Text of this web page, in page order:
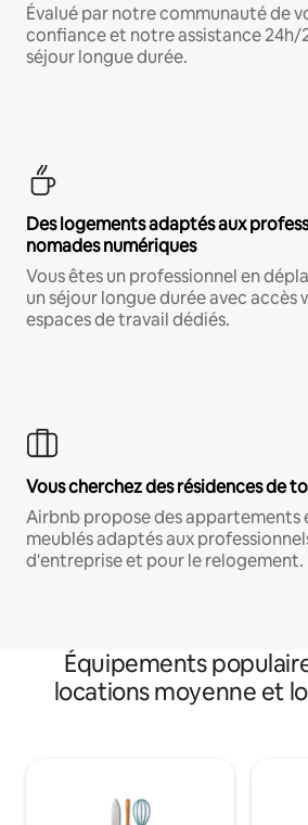
Évalué par notre communauté de
confiance et notre assistance
séjour longue durée.
Des logements adaptés aux
nomades numériques
Vous êtes un professionnel en
un séjour longue durée avec
espaces de travail dédiés.
Vous cherchez des résidences de
Airbnb propose des appartements
meublés adaptés aux
d'entreprise et pour le relogement.
Équipements
locations moyenne et